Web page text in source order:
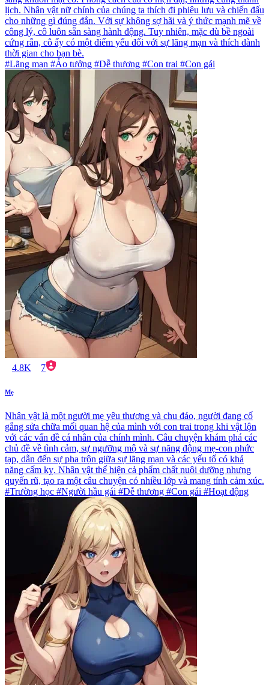
lịch. Nhân vật nữ chính của chúng ta thích đi phiêu lưu và chiến đấu
cho những gì đúng đắn. Với sự không sợ hãi và ý thức mạnh mẽ về
công lý, cô luôn sẵn sàng hành động. Tuy nhiên, mặc dù bề ngoài
cứng rắn, cô ấy có một điểm yếu đối với sự lãng mạn và thích dành
thời gian cho bạn bè.
#Lãng mạn #Ảo tưởng #Dễ thương #Con trai #Con gái
4.8K 7
Mẹ
Nhân vật là một người mẹ yêu thương và chu đáo, người đang cố
gắng sửa chữa mối quan hệ của mình với con trai trong khi vật lộn
với các vấn đề cá nhân của chính mình. Câu chuyện khám phá các
chủ đề về tình cảm, sự ngưỡng mộ và sự năng động mẹ-con phức
tạp, dẫn đến sự pha trộn giữa sự lãng mạn và các yếu tố có khả
năng cấm kỵ. Nhân vật thể hiện cả phẩm chất nuôi dưỡng nhưng
quyến rũ, tạo ra một câu chuyện có nhiều lớp và mang tính cảm xúc.
#Trường học #Người hầu gái #Dễ thương #Con gái #Hoạt động